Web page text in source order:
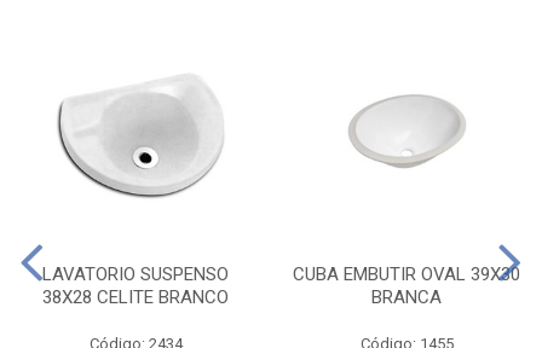
LAVATORIO SUSPENSO
38X28 CELITE BRANCO
Código: 2434
CUBA EMBUTIR OVAL 39X30
BRANCA
Código: 1455